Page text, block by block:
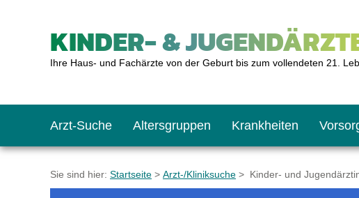
KINDER- &
Ihre Haus- und Fachärzte von der Geburt bis zum vollendeten 21.
Arzt-Suche Altersgruppen
Das erste Jahr
Krankheiten
Baby: U1 bis U6
Impfkalender
Notrufnummern
Notdienste
BMI-Rechner
Sie sind hier: Startseite > Arzt-/Kliniksuche > Kinder- und